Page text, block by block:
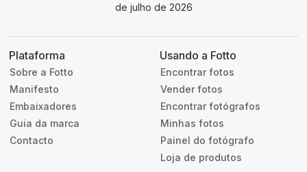
de julho de 2026
Plataforma
Sobre a Fotto
Manifesto
Embaixadores
Guia da marca
Contacto
Usando a Fotto
Encontrar fotos
Vender fotos
Encontrar fotógrafos
Minhas fotos
Painel do fotógrafo
Loja de produtos